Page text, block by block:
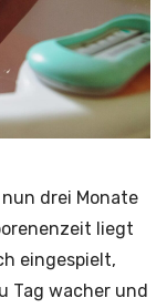
drei Monate
liegt
eingespielt,
Tag wacher und